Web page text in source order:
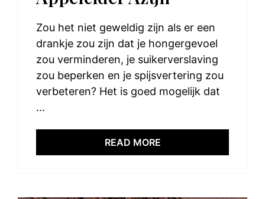
Zou het niet geweldig zijn als er een
drankje zou zijn dat je hongergevoel
zou verminderen, je suikerverslaving
zou beperken en je spijsvertering zou
verbeteren? Het is goed mogelijk dat
...
READ MORE